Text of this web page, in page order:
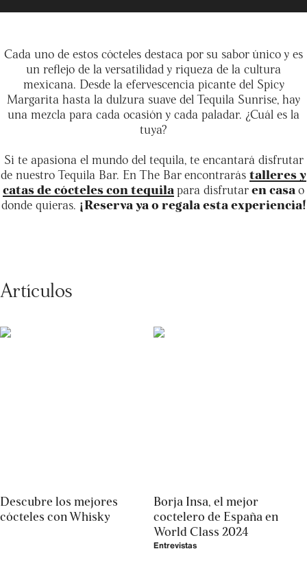
Cada uno de estos cócteles destaca por su sabor único y es
un reflejo de la versatilidad y riqueza de la cultura
mexicana. Desde la efervescencia picante del Spicy
Margarita hasta la dulzura suave del Tequila Sunrise, hay
una mezcla para cada ocasión y cada paladar. ¿Cuál es la
tuya?
Si te apasiona el mundo del tequila, te encantará disfrutar
de nuestro Tequila Bar. En The Bar encontrarás talleres y
catas de cócteles con tequila para disfrutaren casa o
donde quieras. ¡Reserva ya o regala esta experiencia!
Artículos
Descubre los mejores
cócteles con Whisky
Borja Insa, el mejor
coctelero de España en
World Class 2024
Entrevistas